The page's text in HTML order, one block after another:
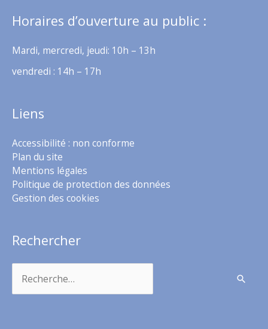
Horaires d’ouverture au public :
Mardi, mercredi, jeudi: 10h – 13h
vendredi : 14h – 17h
Liens
Accessibilité : non conforme
Plan du site
Mentions légales
Politique de protection des données
Gestion des cookies
Rechercher